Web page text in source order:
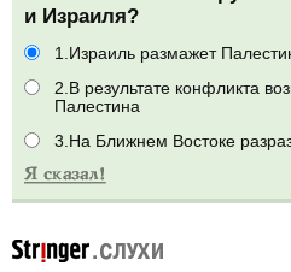
и Израиля?
1.Израиль размажет
2.В результате конфликта
Палестина
3.На Ближнем Востоке